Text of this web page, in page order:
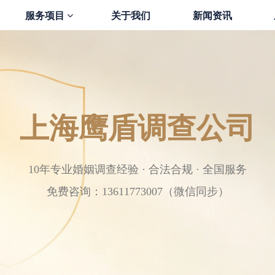
服务项目 关于我们 新闻资讯
上海鹰盾调查公司
10年专业婚姻调查经验 · 合法合规 · 全国服务
免费咨询：13611773007（微信同步）